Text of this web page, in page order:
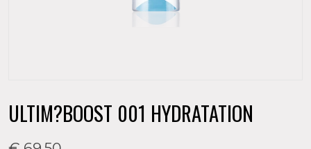
ULTIM?BOOST 001 HYDRATATION